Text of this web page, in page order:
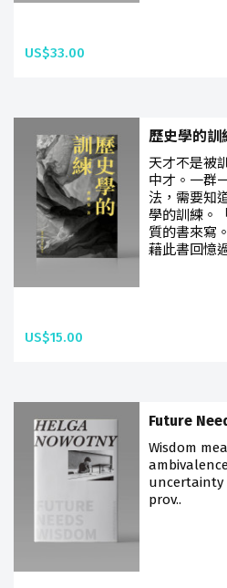
US$33.00
歷史學的訓
天才不是被
中才。一群
法，需要知
學的訓練。
質的書來寫
藉此書回憶
US$15.00
Future
Wisdom
uncertainty
prov..